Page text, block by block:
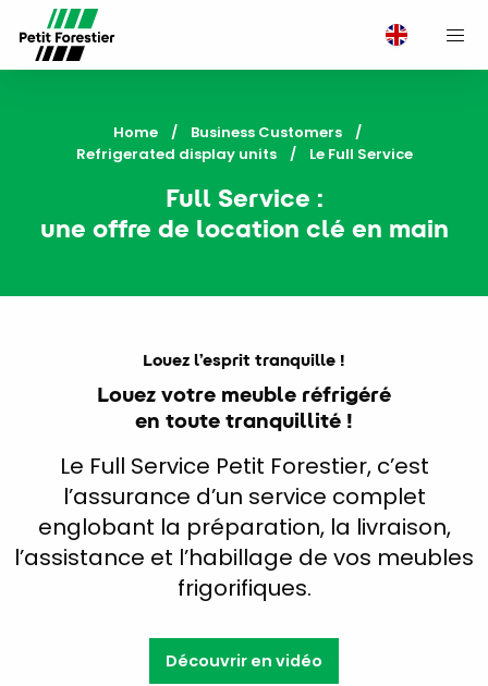
Home
Business Customers
Refrigerated display units
Current:
Le Full Service
Full Service :
une offre de location clé en main
Louez l’esprit tranquille !
Louez votre meuble réfrigéré
en toute tranquillité !
Le Full Service Petit Forestier, c’est
l’assurance d’un service complet
englobant la préparation, la livraison,
l’assistance et l’habillage de vos meubles
frigorifiques.
Découvrir en vidéo